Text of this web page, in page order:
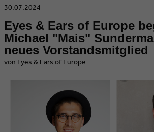
​30.07.2024
Eyes & Ears of Europe
Michael "Mais"
neues Vorstandsmitglied
von Eyes & Ears of Europe